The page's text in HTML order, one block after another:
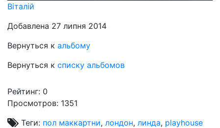
Віталій
Добавлена 27 липня 2014
Вернуться к альбому
Вернуться к списку альбомов
Рейтинг: 0
Просмотров: 1351
Теги: пол маккартни, лондон, линда, playhouse